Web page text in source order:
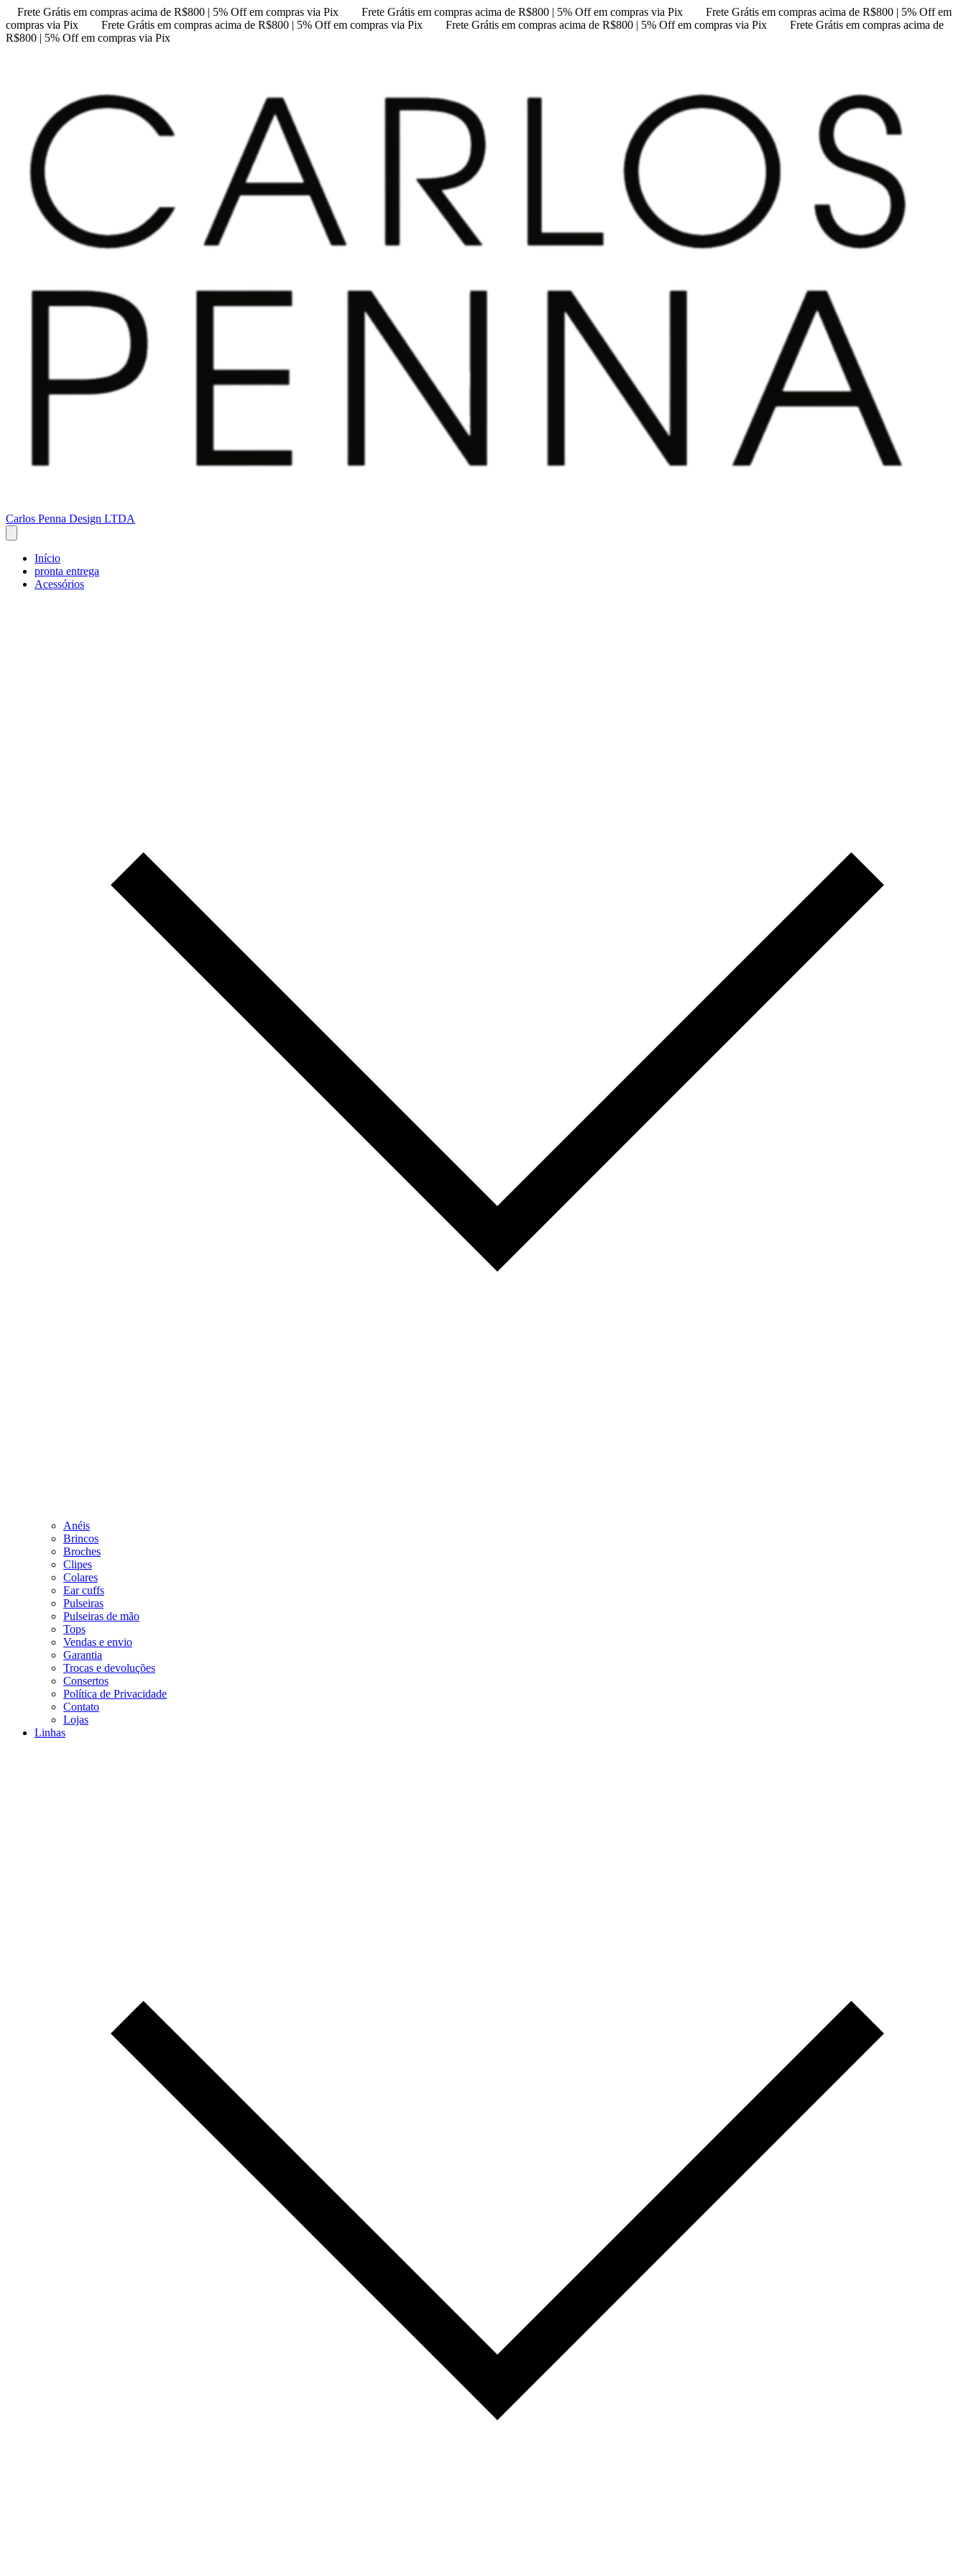
Frete Grátis em compras acima de R$800 | 5% Off em compras via Pix Frete Grátis em compras acima de R$800 | 5% Off em compras via Pix
Frete Grátis em compras acima de R$800 | 5% Off em
compras via Pix
Frete Grátis em compras acima de R$800 | 5% Off em compras via Pix Frete Grátis em compras acima de R$800 | 5% Off em compras via Pix
Frete Grátis em compras acima de
R$800 | 5% Off em compras via Pix
Carlos Penna Design LTDA
Início
pronta entrega
Acessórios
Anéis
Brincos
Broches
Clipes
Colares
Ear cuffs
Pulseiras
Pulseiras de mão
Tops
Vendas e envio
Garantia
Trocas e devoluções
Consertos
Política de Privacidade
Contato
Lojas
Linhas